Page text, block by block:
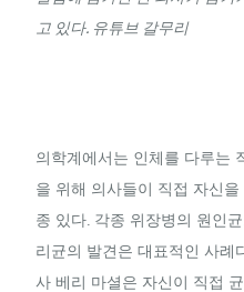
고 있다. 유튜브 갈무리
의학계에서는 인체를 다루는
을 위해 의사들이 직접 자신
종 있다. 각종 위장병의 원인
리균의 발견은 대표적인 사례
사 베리 마셜은 자신이 직접